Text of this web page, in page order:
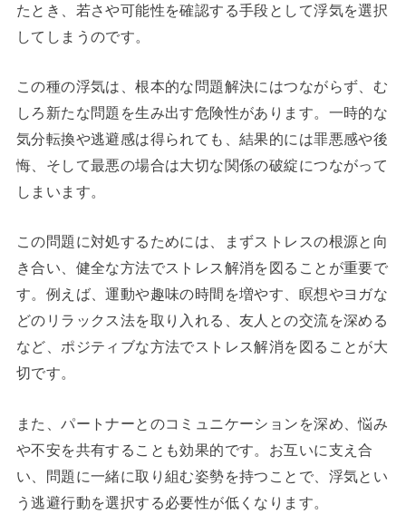
たとき、若さや可能性を確認する手段として浮気を選択
してしまうのです。
この種の浮気は、根本的な問題解決にはつながらず、む
しろ新たな問題を生み出す危険性があります。一時的な
気分転換や逃避感は得られても、結果的には罪悪感や後
悔、そして最悪の場合は大切な関係の破綻につながって
しまいます。
この問題に対処するためには、まずストレスの根源と向
き合い、健全な方法でストレス解消を図ることが重要で
す。例えば、運動や趣味の時間を増やす、瞑想やヨガな
どのリラックス法を取り入れる、友人との交流を深める
など、ポジティブな方法でストレス解消を図ることが大
切です。
また、パートナーとのコミュニケーションを深め、悩み
や不安を共有することも効果的です。お互いに支え合
い、問題に一緒に取り組む姿勢を持つことで、浮気とい
う逃避行動を選択する必要性が低くなります。